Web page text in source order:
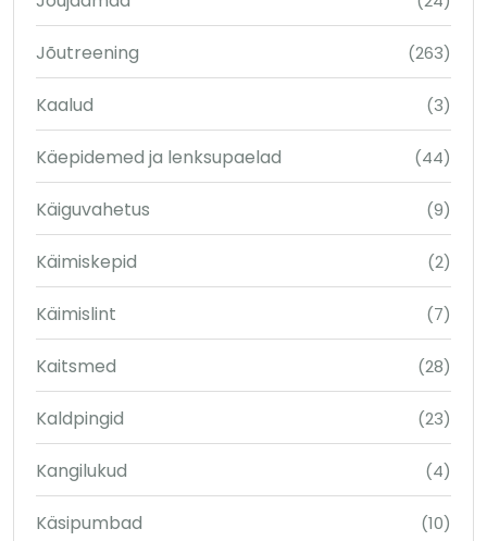
Jõutreening (263)
Kaalud (3)
Käepidemed ja lenksupaelad (44)
Käiguvahetus (9)
Käimiskepid (2)
Käimislint (7)
Kaitsmed (28)
Kaldpingid (23)
Kangilukud (4)
Käsipumbad (10)